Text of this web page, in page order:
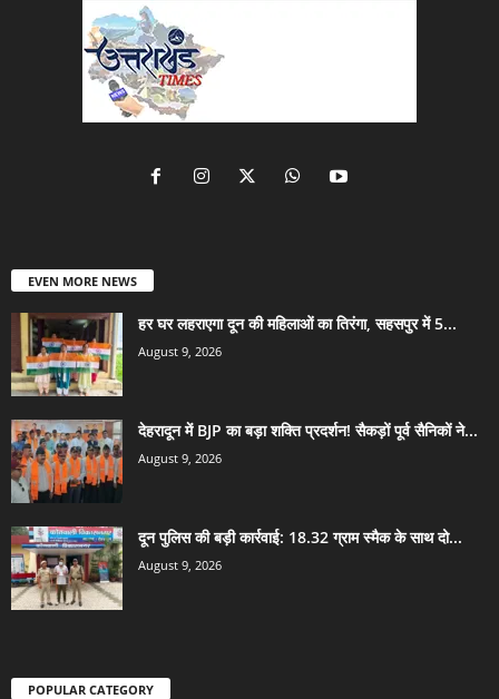
EVEN MORE NEWS
हर घर लहराएगा दून की महिलाओं का तिरंगा, सहसपुर में 5...
August 9, 2026
देहरादून में BJP का बड़ा शक्ति प्रदर्शन! सैकड़ों पूर्व सैनिकों ने...
August 9, 2026
दून पुलिस की बड़ी कार्रवाई: 18.32 ग्राम स्मैक के साथ दो...
August 9, 2026
POPULAR CATEGORY